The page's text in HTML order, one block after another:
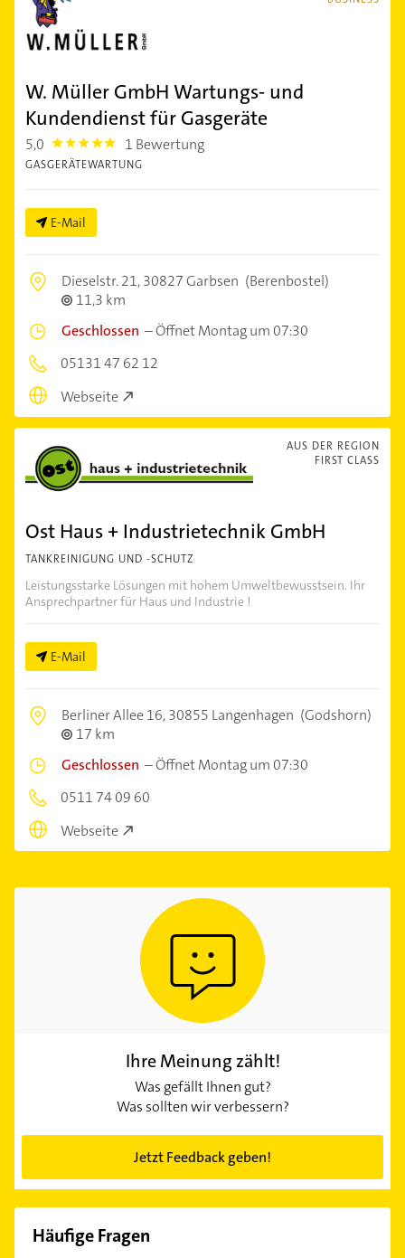
W. Müller GmbH Wartungs- und
Kundendienst für Gasgeräte
5,0 5.0 1 Bewertung
GASGERÄTEWARTUNG
E-Mail
Dieselstr. 21,30827 Garbsen (Berenbostel)
11,3 km
Geschlossen –Öffnet Montag um 07:30
05131 47 62 12
Webseite
AUS DER REGION
FIRST CLASS
Ost Haus + Industrietechnik GmbH
TANKREINIGUNG UND -SCHUTZ
Leistungsstarke Lösungen mit hohem Umweltbewusstsein. Ihr
Ansprechpartner für Haus und Industrie !
E-Mail
Berliner Allee 16,30855 Langenhagen (Godshorn)
17 km
Geschlossen –Öffnet Montag um 07:30
0511 74 09 60
Webseite
Ihre Meinung zählt!
Was gefällt Ihnen gut?
Was sollten wir verbessern?
Jetzt Feedback geben!
Häufige Fragen